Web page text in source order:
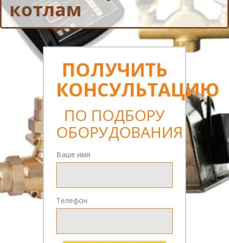
котлам
ПОЛУЧИТЬ
КОНСУЛЬТАЦИЮ
ПО ПОДБОРУ
ОБОРУДОВАНИЯ
Ваше имя
Телефон